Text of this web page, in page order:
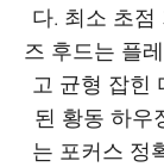
다. 최소 초
즈 후드는 플
고 균형 잡힌
된 황동 하우
는 포커스 정